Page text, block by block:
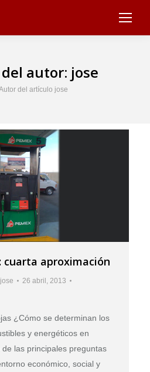
autor: jose
del artículo jose
cuarta aproximación
jose
26 abril, 2013
¿Cómo se determinan los
y energéticos en
las principales preguntas
económico, social y